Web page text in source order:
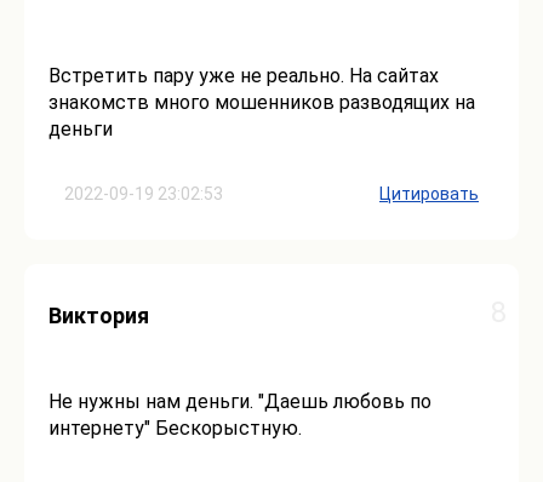
2022-09-19 23:02:53
Встретить пару уже не реально. На сайтах
знакомств много мошенников разводящих на
деньги
Цитировать
Виктория
Не нужны нам деньги. "Даешь любовь по
интернету" Бескорыстную.